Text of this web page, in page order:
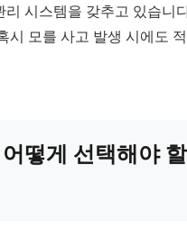
시스템을 갖추고 있습니
시 모를 사고 발생 시에도
떻게 선택해야 할